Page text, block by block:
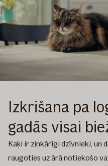
Izkrišana pa
gadās visai
Kaķi ir ziņkārīgi dzīvnieki, un
raugoties uz ārā notiekošo